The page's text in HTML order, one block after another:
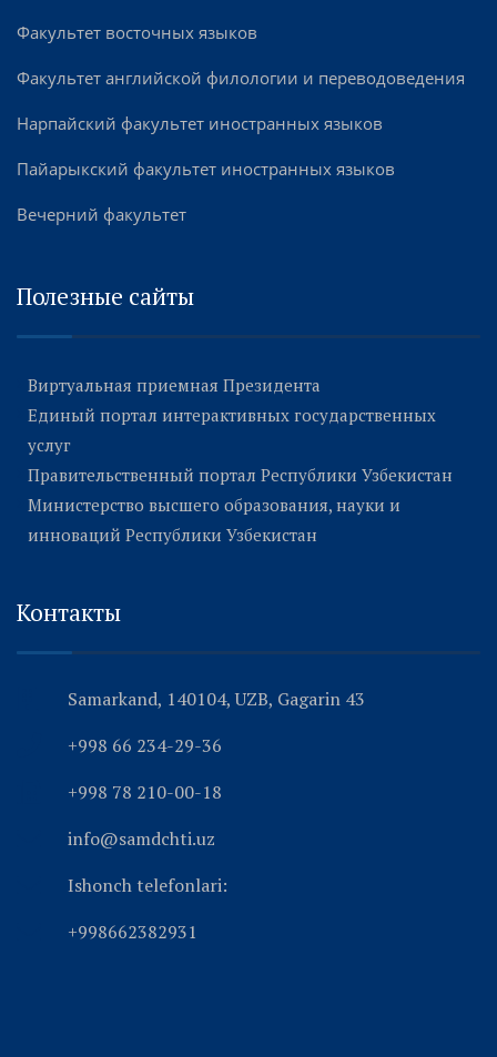
Факультет восточных языков
Факультет английской филологии и переводоведения
Нарпайский факультет иностранных языков
Пайарыкский факультет иностранных языков
Вечерний факультет
Полезные сайты
Виртуальная приемная Президента
Единый портал интерактивных государственных
услуг
Правительственный портал Республики Узбекистан
Министерство высшего образования, науки и
инноваций Республики Узбекистан
Контакты
Samarkand, 140104, UZB, Gagarin 43
+998 66 234-29-36
+998 78 210-00-18
info@samdchti.uz
Ishonch telefonlari:
+998662382931